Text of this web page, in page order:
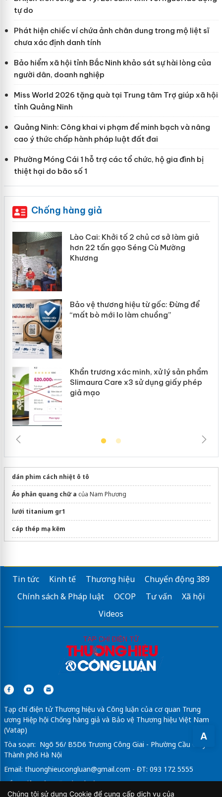
A
tự do
Phát hiện chiếc ví chứa ảnh chân dung trong mộ liệt sĩ
chưa xác định danh tính
Bảo hiểm xã hội tỉnh Bắc Ninh khảo sát sự hài lòng của
người dân, doanh nghiệp
Miss World 2026 tặng quà tại Trung tâm Trợ giúp xã hội
tỉnh Quảng Ninh
Quảng Ninh: Công khai vi phạm để minh bạch và nâng
cao ý thức chấp hành pháp luật đất đai
Phường Móng Cái 1 hỗ trợ các tổ chức, hộ gia đình bị
thiệt hại do bão số 1
Chống hàng giả
Lào Cai: Khởi tố 2 chủ cơ sở làm giả
hơn 22 tấn gạo Séng Cù Mường
Khương
Bảo vệ thương hiệu từ gốc: Đừng để
“mất bò mới lo làm chuồng”
Khẩn trương xác minh, xử lý sản phẩm
Slimaura Care x3 sử dụng giấy phép
giả mạo
dán phim cách nhiệt ô tô
Áo phản quang chữ a của Nam Phương
lưới titanium gr1
cáp thép mạ kẽm
Tin tức Kinh tế Thương hiệu
Chuyển động 389
Chính sách & Pháp luật
OCOP Tư vấn
Xã hội
Videos
Tạp chí điện tử Thương hiệu và Công luận của cơ quan Trung
ương Hiệp hội Chống hàng giả và Bảo vệ Thương hiệu Việt Nam
(Vatap)
Tòa soạn: Ngõ 56/ B5D6 Trương Công Giai - Phường Cầu Giấy -
Thành phố Hà Nội
Email: thuonghieucongluan@gmail.com - ĐT: 093 172 5555
Tổng Biên Tập: Vũ Đức Thuận
Chúng tôi sử dụng Cookie để cung cấp dịch vụ của